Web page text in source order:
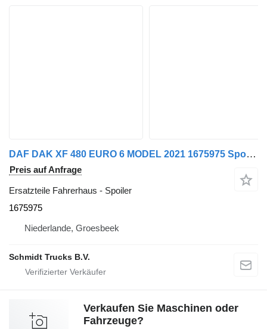
DAF DAK XF 480 EURO 6 MODEL 2021 1675975 Spoiler für LKW
Preis auf Anfrage
Ersatzteile Fahrerhaus - Spoiler
1675975
Niederlande, Groesbeek
Schmidt Trucks B.V.
Verkaufen Sie Maschinen oder
Fahrzeuge?